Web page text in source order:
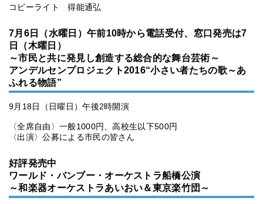
コピーライト 得能通弘
7月6日（水曜日）午前10時から電話受付、窓口発売は7
日（木曜日）
～市民と共に発見し創造する総合的な舞台芸術～
アンデルセンプロジェクト2016“小さい者たちの歌～あ
ふれる物語”
9月18日（日曜日）午後2時開演
〈全席自由〉一般1000円、高校生以下500円
〈出演〉公募による市民の皆さん
好評発売中
ワールド・バンブー・オーケストラ船橋公演
～和楽器オーケストラあいおい＆東京楽竹団～